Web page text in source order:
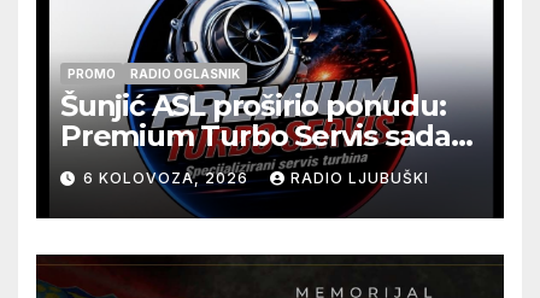
PROMO RADIO OGLASNIK
Šunjić ASL proširio ponudu:
Premium Turbo Servis sada
na jednoj adresi u Ljubuškom
6 KOLOVOZA, 2026 RADIO LJUBUŠKI